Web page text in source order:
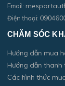
Email:
Điện thoại:
CHĂM SÓC
Hướng dẫn mua
Hướng dẫn thanh
Các hình thức